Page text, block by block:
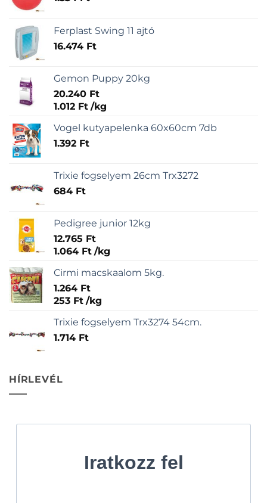
Ferplast Swing 11 ajtó
16.474 Ft
Gemon Puppy 20kg
20.240 Ft
1.012 Ft /kg
Vogel kutyapelenka 60x60cm 7db
1.392 Ft
Trixie fogselyem 26cm Trx3272
684 Ft
Pedigree junior 12kg
12.765 Ft
1.064 Ft /kg
Cirmi macskaalom 5kg.
1.264 Ft
253 Ft /kg
Trixie fogselyem Trx3274 54cm.
1.714 Ft
HÍRLEVÉL
Iratkozz fel